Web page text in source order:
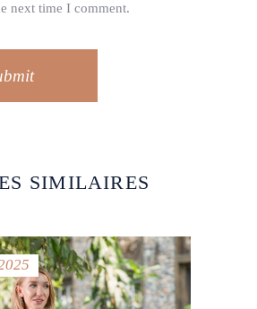
next time I comment.
SIMILAIRES